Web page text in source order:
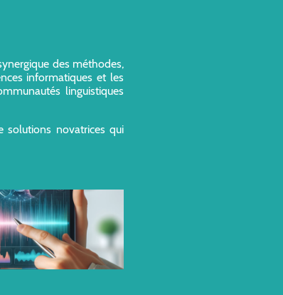
des méthodes,
informatiques et les
linguistiques
solutions novatrices qui